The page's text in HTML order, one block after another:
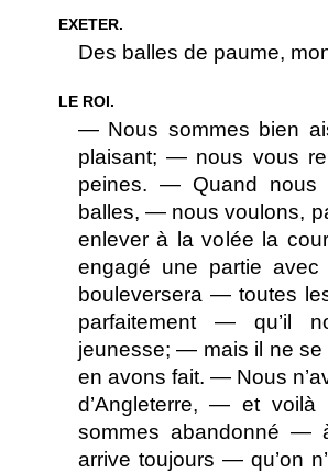
EXETER.
Des balles de paume,
LE ROI.
— Nous sommes bien
plaisant; — nous vous
peines. — Quand nous
balles, — nous voulons,
enlever à la volée la
engagé une partie
bouleversera — toutes
parfaitement — qu’il
jeunesse; — mais il ne se
en avons fait. — Nous
d’Angleterre, — et
sommes abandonné —
arrive toujours — qu’on